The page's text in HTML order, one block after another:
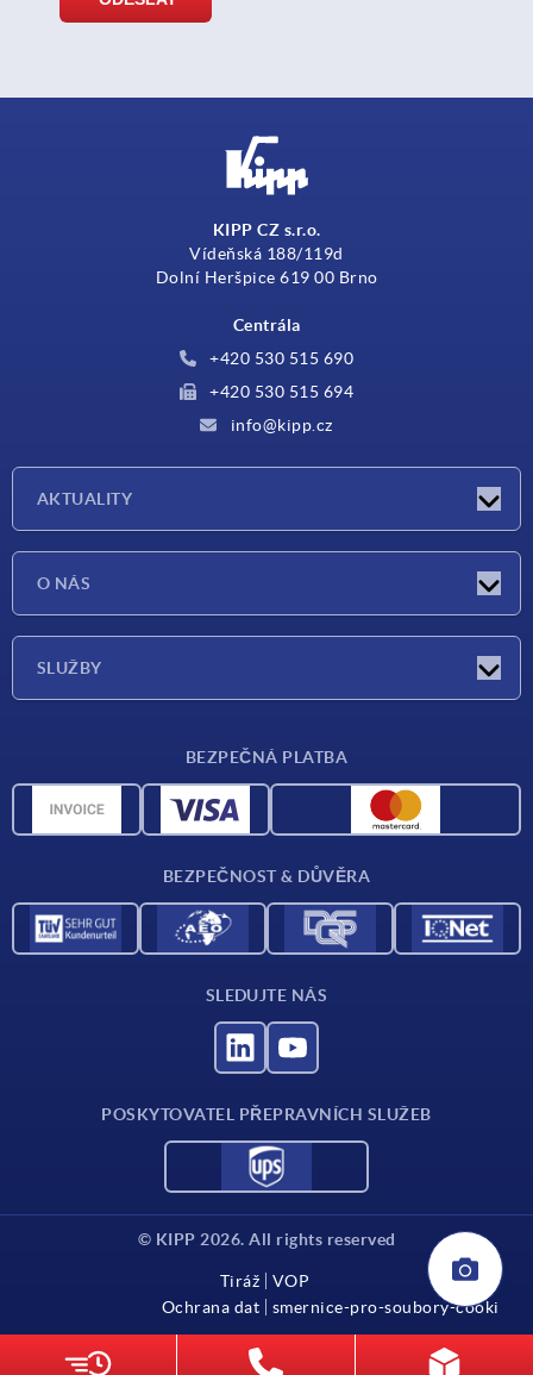
KIPP CZ s.r.o.
Vídeňská 188/119d
Dolní Heršpice 619 00 Brno
Centrála
+420 530 515 690
+420 530 515 694
info@kipp.cz
AKTUALITY
O NÁS
SLUŽBY
CAD data
BEZPEČNÁ PLATBA
BEZPEČNOST & DŮVĚRA
SLEDUJTE NÁS
POSKYTOVATEL PŘEPRAVNÍCH SLUŽEB
© KIPP 2026. All rights reserved
Tiráž
VOP
Ochrana dat
smernice-pro-soubory-cooki